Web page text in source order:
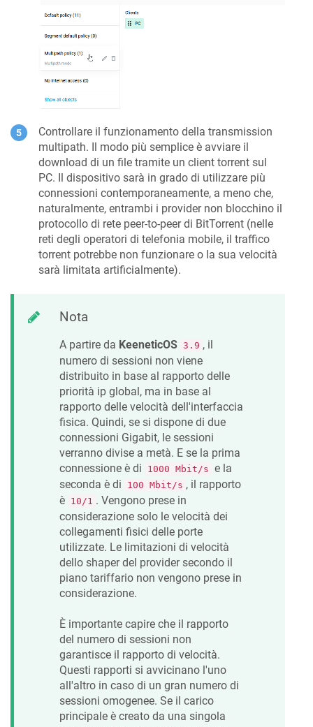
Controllare il funzionamento della transmission
multipath. Il modo più semplice è avviare il
download di un file tramite un client torrent sul
PC. Il dispositivo sarà in grado di utilizzare più
connessioni contemporaneamente, a meno che,
naturalmente, entrambi i provider non blocchino il
protocollo di rete peer-to-peer di BitTorrent (nelle
reti degli operatori di telefonia mobile, il traffico
torrent potrebbe non funzionare o la sua velocità
sarà limitata artificialmente).
Nota
A partire da KeeneticOS 3.9 , il
numero di sessioni non viene
distribuito in base al rapporto delle
priorità ip global, ma in base al
rapporto delle velocità dell'interfaccia
fisica. Quindi, se si dispone di due
connessioni Gigabit, le sessioni
verranno divise a metà. E se la prima
connessione è di
1000 Mbit/s e la
seconda è di
100 Mbit/s , il rapporto
è 10/1 . Vengono prese in
considerazione solo le velocità dei
collegamenti fisici delle porte
utilizzate. Le limitazioni di velocità
dello shaper del provider secondo il
piano tariffario non vengono prese in
considerazione.
È importante capire che il rapporto
del numero di sessioni non
garantisce il rapporto di velocità.
Questi rapporti si avvicinano l'uno
all'altro in caso di un gran numero di
sessioni omogenee. Se il carico
principale è creato da una singola